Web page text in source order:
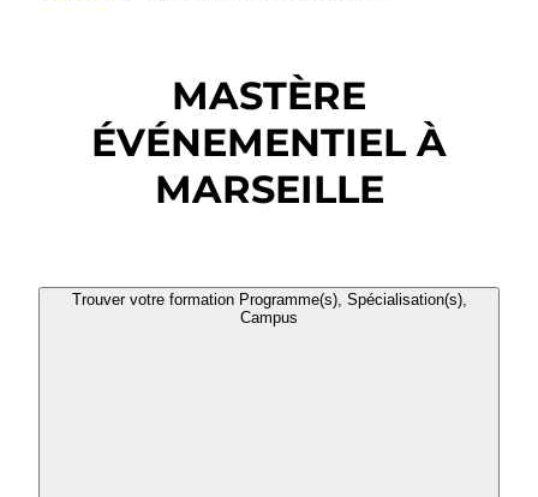
MASTÈRE
ÉVÉNEMENTIEL À
MARSEILLE
Trouver votre formation Programme(s), Spécialisation(s),
Campus